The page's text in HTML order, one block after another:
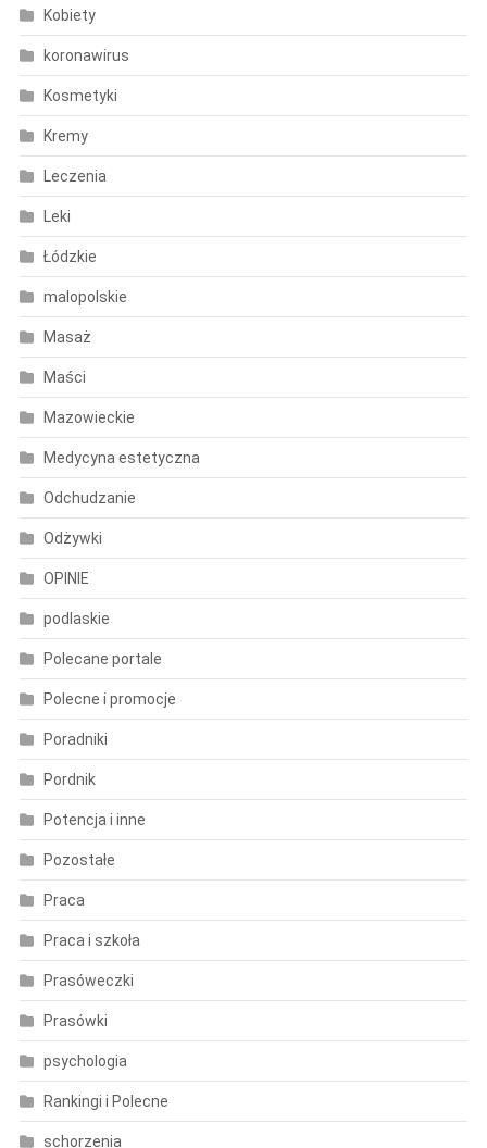
Kobiety
koronawirus
Kosmetyki
Kremy
Leczenia
Leki
Łódzkie
malopolskie
Masaż
Maści
Mazowieckie
Medycyna estetyczna
Odchudzanie
Odżywki
OPINIE
podlaskie
Polecane portale
Polecne i promocje
Poradniki
Pordnik
Potencja i inne
Pozostałe
Praca
Praca i szkoła
Prasóweczki
Prasówki
psychologia
Rankingi i Polecne
schorzenia